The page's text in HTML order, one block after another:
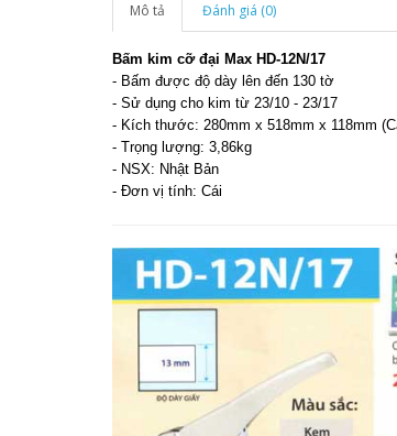
Mô tả Đánh giá (0)
Bấm kim cỡ đại Max HD-12N/17
- Bấm được độ dày lên đến 130 tờ
- Sử dụng cho kim từ 23/10 - 23/17
- Kích thước: 280mm x 518mm x 118mm
- Trọng lượng: 3,86kg
- NSX: Nhật Bản
- Đơn vị tính: Cái